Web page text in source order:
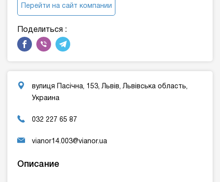
Перейти на сайт компании
Поделиться :
вулиця Пасічна, 153, Львів, Львівська область,
Украина
032 227 65 87
vianor14.003@vianor.ua
Описание